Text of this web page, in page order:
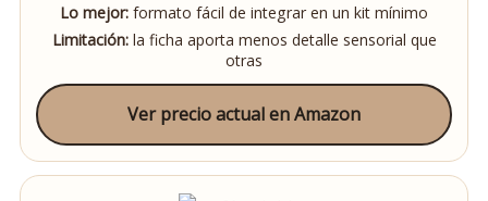
Lo mejor: formato fácil de integrar en un kit mínimo
Limitación:la ficha aporta menos detalle sensorial que
otras
Ver precio actual en Amazon